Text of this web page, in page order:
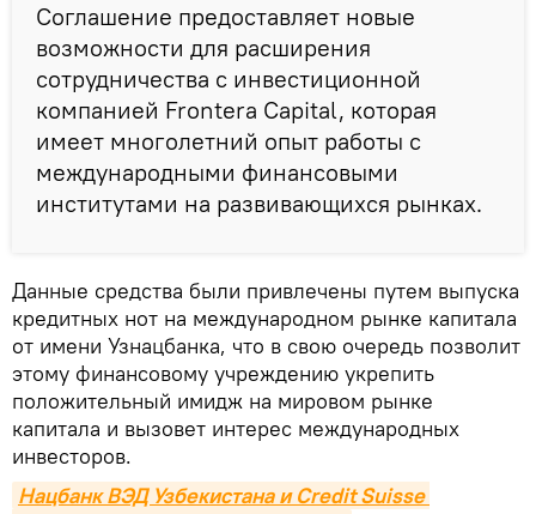
Соглашение предоставляет новые
возможности для расширения
сотрудничества с инвестиционной
компанией Frontera Capital, которая
имеет многолетний опыт работы с
международными финансовыми
институтами на развивающихся рынках.
Данные средства были привлечены путем выпуска
кредитных нот на международном рынке капитала
от имени Узнацбанка, что в свою очередь позволит
этому финансовому учреждению укрепить
положительный имидж на мировом рынке
капитала и вызовет интерес международных
инвесторов.
Нацбанк ВЭД Узбекистана и Credit Suisse